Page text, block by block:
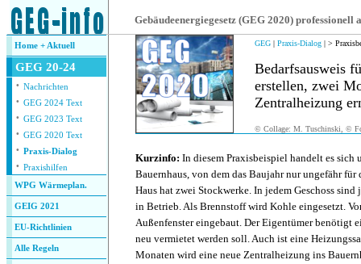
Gebäudeenergiegesetz (GEG 2020) professionell
Home + Aktuell
GEG 20-24
· Nachrichten
· GEG 2024 Text
· GEG 2023 Text
· GEG 2020 Text
· Praxis-Dialog
· Praxishilfen
WPG Wärmeplan.
GEIG 2021
EU-Richtlinien
Alle Regeln
GEG | Praxis-Dialog | >
Bedarfsausweis
erstellen, zwei
Zentralheizung
© Collage: M. Tuschinski, ©
Kurzinfo: In diesem Praxisbeispiel handelt es sich
Bauernhaus, von dem das Baujahr nur ungefähr für
Haus hat zwei Stockwerke. In jedem Geschoss
in Betrieb. Als Brennstoff wird Kohle eingesetzt.
Außenfenster eingebaut. Der Eigentümer benötigt
neu vermietet werden soll. Auch ist eine
Monaten wird eine neue Zentralheizung ins